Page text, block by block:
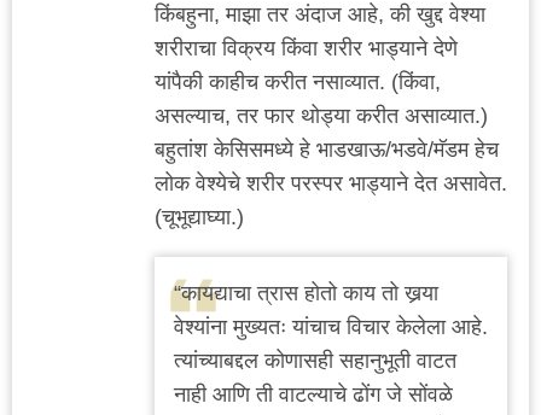
किंबहुना, माझा तर अंदाज आहे, की खुद्द वेश्या
शरीराचा विक्रय किंवा शरीर भाड्याने देणे
यांपैकी काहीच करीत नसाव्यात. (किंवा,
असल्याच, तर फार थोड्या करीत असाव्यात.)
बहुतांश केसिसमध्ये हे भाडखाऊ/भडवे/मॅडम हेच
लोक वेश्येचे शरीर परस्पर भाड्याने देत असावेत.
(चूभूद्याघ्या.)
“कायद्याचा त्रास होतो काय तो खर्‍या
वेश्यांना मुख्यतः यांचाच विचार केलेला आहे.
त्यांच्याबद्दल कोणासही सहानुभूती वाटत
नाही आणि ती वाटल्याचे ढोंग जे सोंवळे